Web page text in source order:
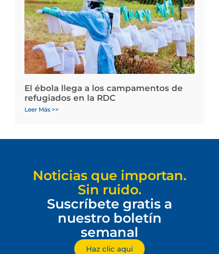
El ébola llega a los campamentos de
refugiados en la RDC
Leer Más >>
Noticias que importan.
Sin ruido.
Suscríbete gratis a
nuestro boletín
semanal
Haz clic aquí